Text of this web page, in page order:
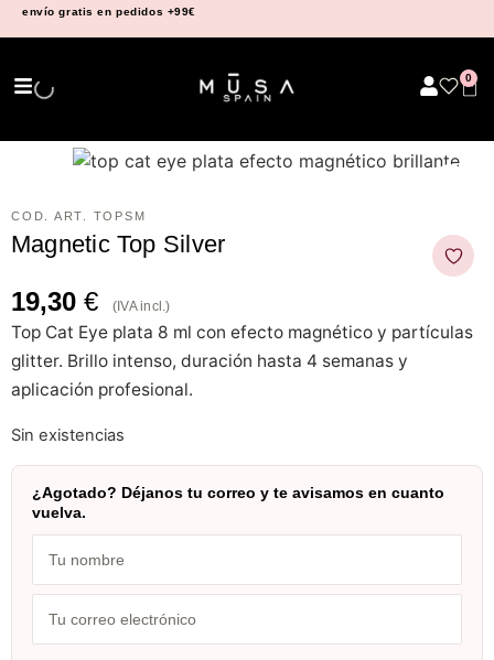
envíogratis en pedidos +99€
0
COD. ART. TOPSM
Magnetic Top Silver
19,30 € (IVA incl.)
Top Cat Eye plata 8 ml con efecto magnético y partículas
glitter. Brillo intenso, duración hasta 4 semanas y
aplicación profesional.
Sin existencias
¿Agotado? Déjanos tu correo y te avisamos en cuanto
vuelva.